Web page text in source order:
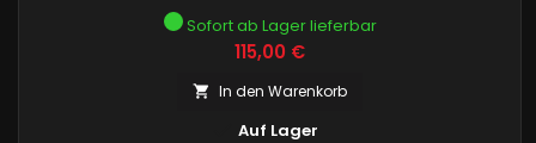
Sofort ab Lager lieferbar
Preis
115,00 €
 In den Warenkorb
Auf Lager